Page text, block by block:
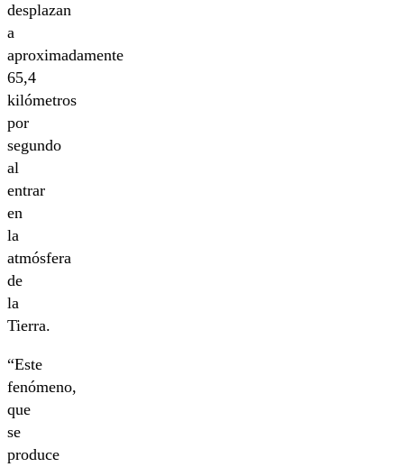
desplazan
a
aproximadamente
65,4
kilómetros
por
segundo
al
entrar
en
la
atmósfera
de
la
Tierra.
“Este
fenómeno,
que
se
produce